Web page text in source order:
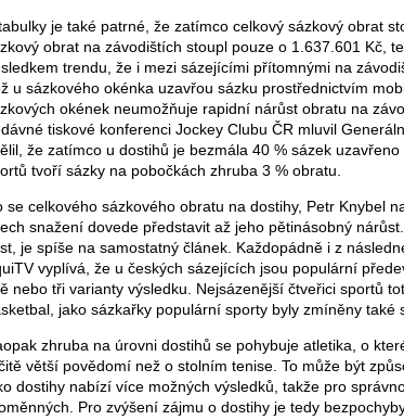
je také patrné, že zatímco celkový sázkový obrat
obrat na závodištích stoupl pouze o 1.637.601 Kč,
trendu, že i mezi sázejícími přítomnými na
u sázkového okénka uzavřou sázku prostřednictvím
okének neumožňuje rapidní nárůst obratu na
tiskové konferenci Jockey Clubu ČR mluvil
že zatímco u dostihů je bezmála 40 % sázek
tvoří sázky na pobočkách zhruba 3 % obratu.
se celkového sázkového obratu na dostihy, Petr Knybel
snažení dovede představit až jeho pětinásobný
je spíše na samostatný článek. Každopádně i z
vyplívá, že u českých sázejících jsou populární
nebo tři varianty výsledku. Nejsázenější čtveřici sportů
jako sázkařky populární sporty byly zmíněny také
zhruba na úrovni dostihů se pohybuje atletika, o
větší povědomí než o stolním tenise. To může být
dostihy nabízí více možných výsledků, takže pro
Pro zvýšení zájmu o dostihy je tedy